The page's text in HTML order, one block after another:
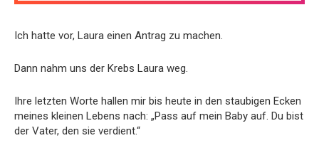
Ich hatte vor, Laura einen Antrag zu machen.
Dann nahm uns der Krebs Laura weg.
Ihre letzten Worte hallen mir bis heute in den staubigen Ecken
meines kleinen Lebens nach: „Pass auf mein Baby auf. Du bist
der Vater, den sie verdient.“